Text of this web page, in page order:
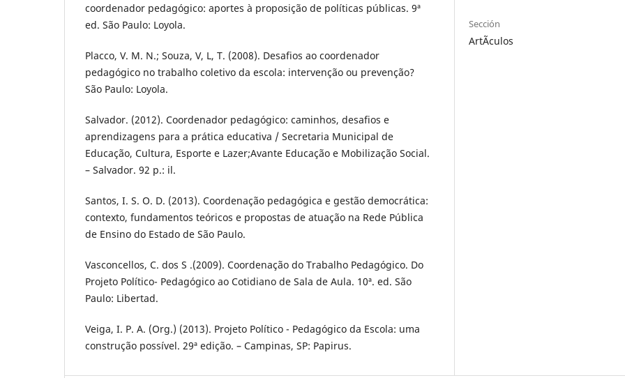
coordenador pedagógico: aportes à proposição de políticas públicas. 9ª
ed. São Paulo: Loyola.
Placco, V. M. N.; Souza, V, L, T. (2008). Desafios ao coordenador
pedagógico no trabalho coletivo da escola: intervenção ou prevenção?
São Paulo: Loyola.
Salvador. (2012). Coordenador pedagógico: caminhos, desafios e
aprendizagens para a prática educativa / Secretaria Municipal de
Educação, Cultura, Esporte e Lazer;Avante Educação e Mobilização Social.
– Salvador. 92 p.: il.
Santos, I. S. O. D. (2013). Coordenação pedagógica e gestão democrática:
contexto, fundamentos teóricos e propostas de atuação na Rede Pública
de Ensino do Estado de São Paulo.
Vasconcellos, C. dos S .(2009). Coordenação do Trabalho Pedagógico. Do
Projeto Político- Pedagógico ao Cotidiano de Sala de Aula. 10ª. ed. São
Paulo: Libertad.
Veiga, I. P. A. (Org.) (2013). Projeto Político - Pedagógico da Escola: uma
construção possível. 29ª edição. – Campinas, SP: Papirus.
Sección
ArtÃ­culos